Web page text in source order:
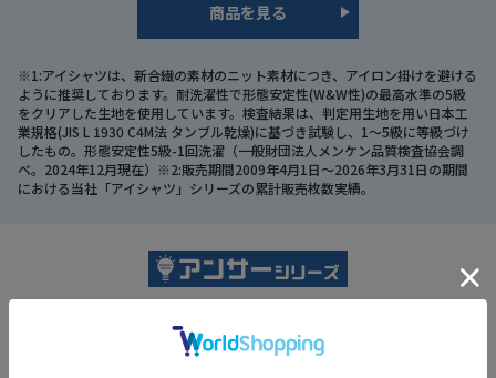
商品を見る
※1:アイシャツは、新合繊の素材のニット素材につき、アイロン掛けを避ける
ように推奨しております。耐洗濯性で形態安定性(W&W性)の最高水準の5級
をクリアした生地を使用しています。検査結果は、判定用生地を用い日本工
業規格(JIS L 1930 C4M法 タンブル乾燥)に基づき試験し、1～5級に等級づけ
したもの。形態安定性5級-1回洗濯（一般財団法人メンケン品質検査協会調
べ。2024年12月現在）※2:販売期間2009年4月1日～2026年3月31日の期間
における当社「アイシャツ」シリーズの累計販売枚数実績。
夏のビジカジの答え。